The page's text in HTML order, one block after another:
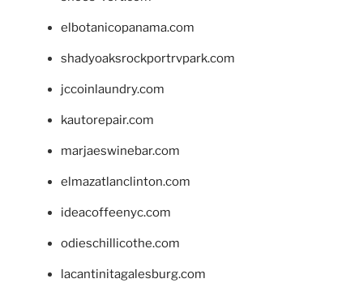
elbotanicopanama.com
shadyoaksrockportrvpark.com
jccoinlaundry.com
kautorepair.com
marjaeswinebar.com
elmazatlanclinton.com
ideacoffeenyc.com
odieschillicothe.com
lacantinitagalesburg.com